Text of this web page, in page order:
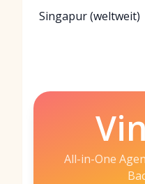
Singapur (weltweit)
All-in-One